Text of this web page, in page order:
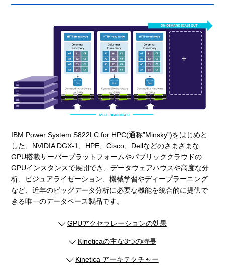
IBM Power System S822LC for HPC(通称”Minsky”)をはじめと
した、NVIDIA DGX-1、HPE、Cisco、Dellなどのさまざまな
GPU搭載サーバープラットフォームやパブリッククラウドの
GPUインスタンスで展開でき、データウェアハウスや高度な分
析、ビジュアライゼーション、機械学習やディープラーニング
など、近年のビッグデータ分析に必要な機能を統合的に提供で
きる唯一のデータベース製品です。
GPUアクセラレーションの効果
Kineticaの主な3つの特長
Kinetica アーキテクチャー